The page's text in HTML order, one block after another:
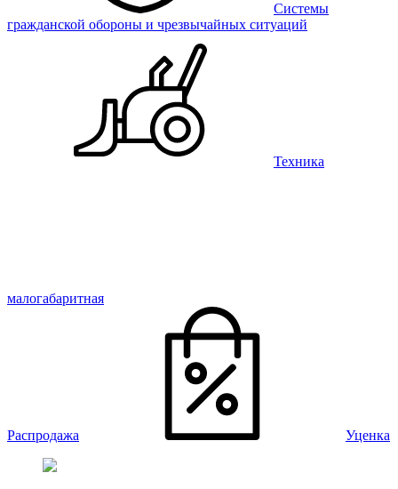
Системы
гражданской обороны и чрезвычайных ситуаций
Техника
малогабаритная
Распродажа Уценка